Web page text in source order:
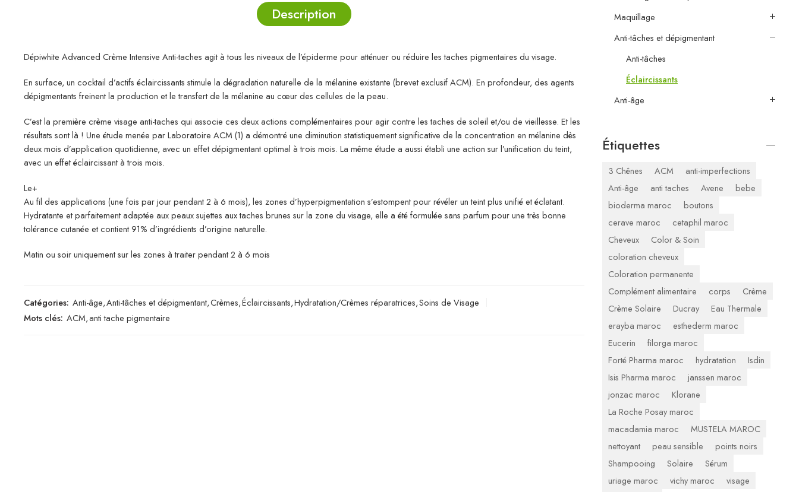
Description
Dépiwhite Advanced Crème Intensive Anti-taches agit à tous les niveaux de l’épiderme pour atténuer ou réduire les taches pigmentaires du visage.
En surface, un cocktail d’actifs éclaircissants stimule la dégradation naturelle de la mélanine existante (brevet exclusif ACM). En profondeur, des agents
dépigmentants freinent la production et le transfert de la mélanine au cœur des cellules de la peau.
C’est la première crème visage anti-taches qui associe ces deux actions complémentaires pour agir contre les taches de soleil et/ou de vieillesse. Et les
résultats sont là ! Une étude menée par Laboratoire ACM (1) a démontré une diminution statistiquement significative de la concentration en mélanine dès
deux mois d’application quotidienne, avec un effet dépigmentant optimal à trois mois. La même étude a aussi établi une action sur l’unification du teint,
avec un effet éclaircissant à trois mois.
Le+
Au fil des applications (une fois par jour pendant 2 à 6 mois), les zones d’hyperpigmentation s’estompent pour révéler un teint plus unifié et éclatant.
Hydratante et parfaitement adaptée aux peaux sujettes aux taches brunes sur la zone du visage, elle a été formulée sans parfum pour une très bonne
tolérance cutanée et contient 91% d’ingrédients d’origine naturelle.
Matin ou soir uniquement sur les zones à traiter pendant 2 à 6 mois
Catégories: Anti-âge,Anti-tâches et dépigmentant,Crèmes,Éclaircissants,Hydratation/Crèmes réparatrices,Soins de Visage
Mots clés: ACM,anti tache pigmentaire
Maquillage
Anti-tâches et dépigmentant
Anti-tâches
Éclaircissants
Anti-âge
Étiquettes
3 Chênes ACM
anti-imperfections
Anti-âge
anti taches Avene
bebe
bioderma maroc
boutons
cerave maroc
cetaphil maroc
Cheveux
Color & Soin
coloration cheveux
Coloration permanente
Complément alimentaire
corps
Crème
Crème Solaire
Ducray
Eau Thermale
erayba maroc
esthederm maroc
Eucerin
filorga maroc
Forté Pharma maroc
hydratation
Isdin
Isis Pharma maroc
janssen maroc
jonzac maroc
Klorane
La Roche Posay maroc
macadamia maroc
MUSTELA MAROC
nettoyant
peau sensible
points noirs
Shampooing
Solaire
Sérum
uriage maroc
vichy maroc
visage